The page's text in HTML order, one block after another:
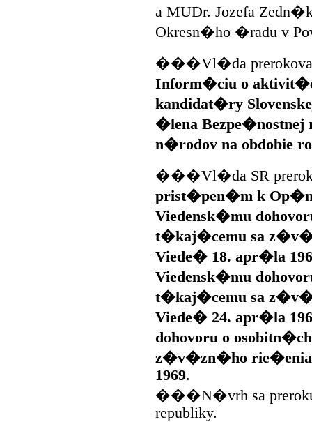
a MUDr. Jozefa
Okresn�ho �radu v
���Vl�da
Inform�ciu o
kandidat�ry
�lena Bezpe�nostnej
n�rodov na obdobie
���Vl�da SR
prist�pen�m k
Viedensk�mu
t�kaj�cemu sa
Viede� 18. apr�la
Viedensk�mu
t�kaj�cemu sa
Viede� 24. apr�la
dohovoru o
z�v�zn�ho rie�enia
1969.
���N�vrh sa
republiky.